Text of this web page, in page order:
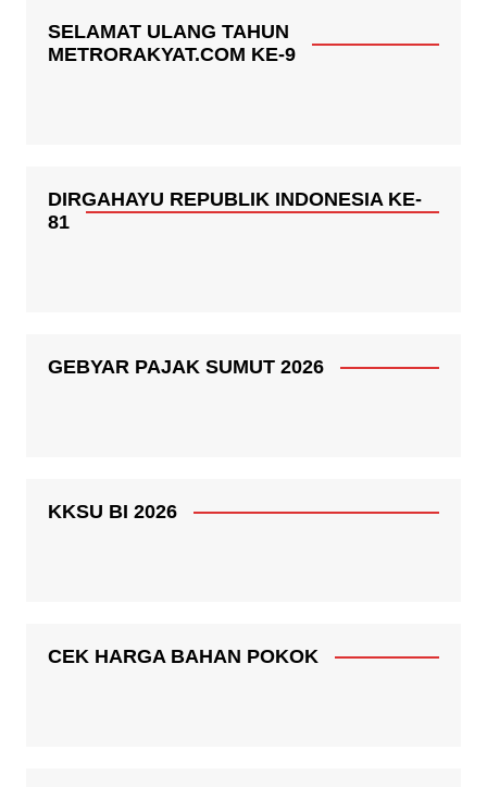
SELAMAT ULANG TAHUN
METRORAKYAT.COM KE-9
DIRGAHAYU REPUBLIK INDONESIA KE-
81
GEBYAR PAJAK SUMUT 2026
KKSU BI 2026
CEK HARGA BAHAN POKOK